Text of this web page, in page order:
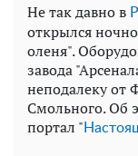
Не так давно в
открылся
оленя".
завода
неподалеку от
Смольного. Об
портал "